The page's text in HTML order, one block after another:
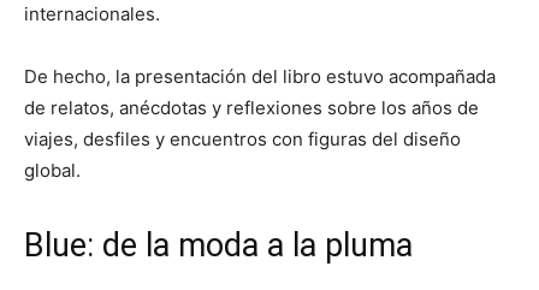
internacionales.
De hecho, la presentación del libro estuvo acompañada
de relatos, anécdotas y reflexiones sobre los años de
viajes, desfiles y encuentros con figuras del diseño
global.
Blue: de la moda a la pluma